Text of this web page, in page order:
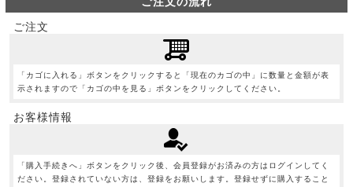
ご注文
「カゴに入れる」ボタンをクリックすると「現在のカゴの中」に数量と金額が表
示されますので「カゴの中を見る」ボタンをクリックしてください。
お客様情報
「購入手続きへ」ボタンをクリック後、会員登録がお済みの方はログインしてく
ださい。登録されていない方は、登録をお願いします。登録せずに購入すること